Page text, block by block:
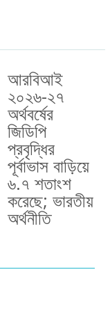
আরবিআই
২০২৬-২৭
অর্থবর্ষের
জিডিপি
প্রবৃদ্ধির
পূর্বাভাস বাড়িয়ে
৬.৭ শতাংশ
করেছে; ভারতীয়
অর্থনীতি